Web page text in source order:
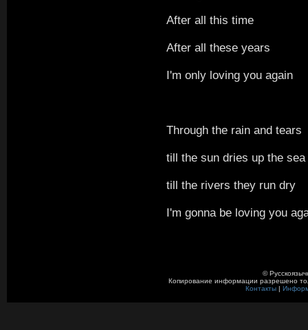
After all this time
After all these years
I'm only loving you again
Through the rain and tears
till the sun dries up the sea
till the rivers they run dry
I'm gonna be loving you
©
Копирование информации разрешено
Контакты|